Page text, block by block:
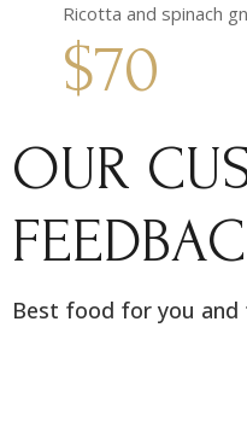
Ricotta and spinach
$70
OUR
Best food for you and